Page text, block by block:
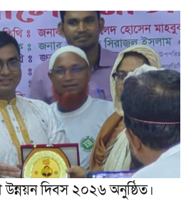
উন্নয়ন দিবস ২০২৬ অনুষ্ঠিত।